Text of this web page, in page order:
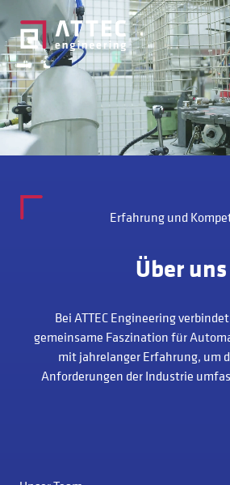
Erfahrung und
Über uns
Bei ATTEC Engineering
gemeinsame Faszination für
mit jahrelanger Erfahrung, um
Anforderungen der Industrie